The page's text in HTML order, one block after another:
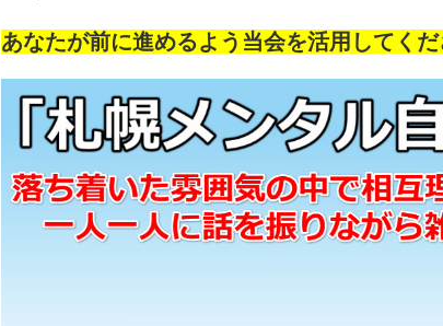
あなたが前に進めるよう当会を活用してく